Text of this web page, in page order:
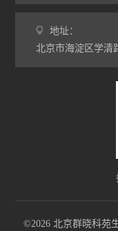
地址：
北京市海淀区学清
©2026 北京群晓科苑